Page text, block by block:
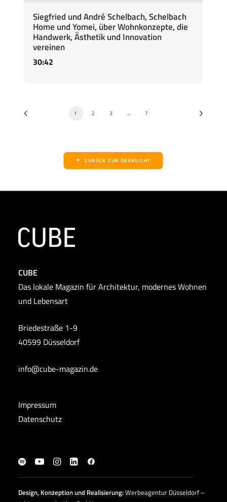
Siegfried und André Schelbach, Schelbach
Home und Yomei, über Wohnkonzepte, die
Handwerk, Ästhetik und Innovation
vereinen
30:42
1 2 3 … 7
ZURÜCK ZUR ÜBERSICHT
CUBE
Das lokale Magazin für Architektur, modernes Wohnen
und Lebensart
Briedestraße 1-9
40599 Düsseldorf
info@cube-magazin.de
Impressum
Datenschutz
Design, Konzeption und Realisierung:Werbeagentur Düsseldorf –